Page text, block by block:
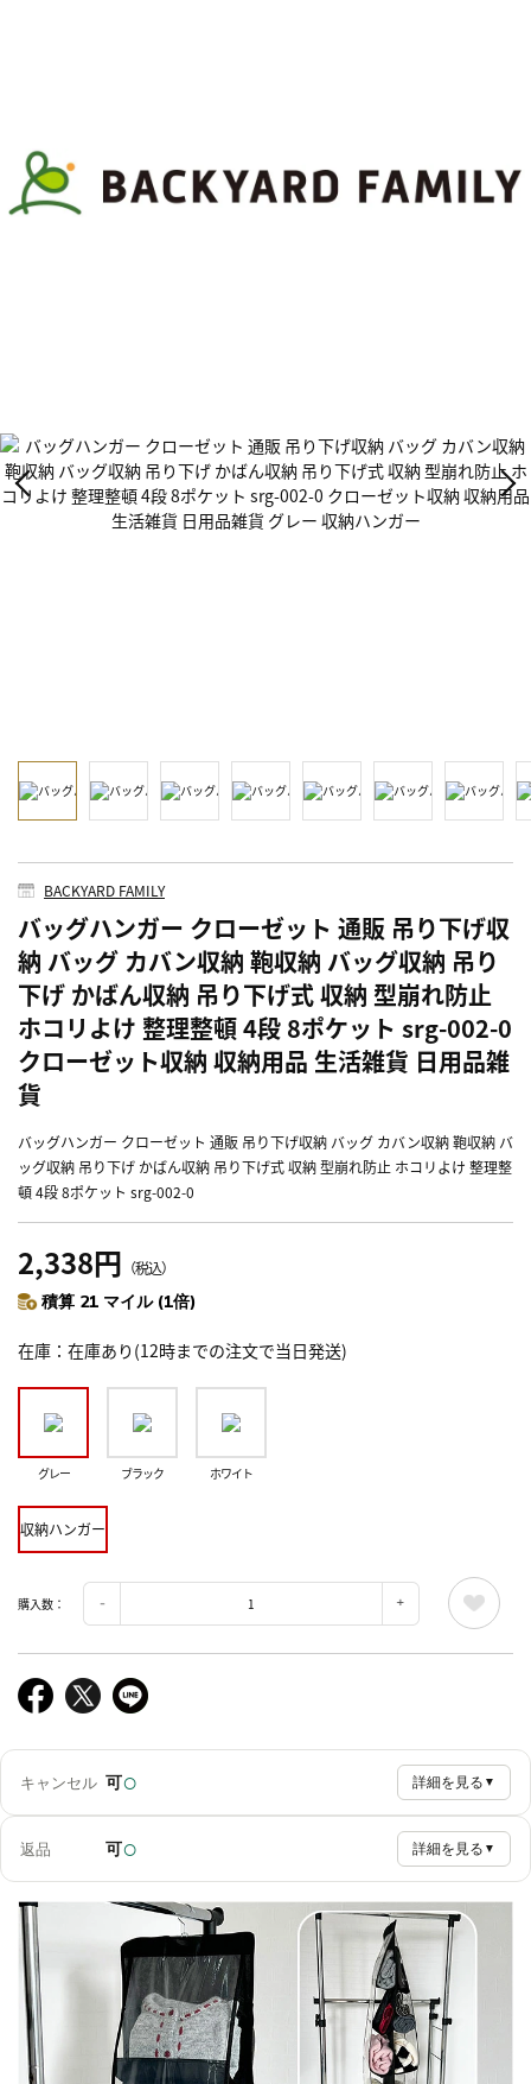
BACKYARD FAMILY
バッグハンガー クローゼット 通販 吊り下げ収
納 バッグ カバン収納 鞄収納 バッグ収納 吊り
下げ かばん収納 吊り下げ式 収納 型崩れ防止
ホコリよけ 整理整頓 4段 8ポケット srg-002-0
クローゼット収納 収納用品 生活雑貨 日用品雑
貨
バッグハンガー クローゼット 通販 吊り下げ収納 バッグ カバン収納 鞄収納 バ
ッグ収納 吊り下げ かばん収納 吊り下げ式 収納 型崩れ防止 ホコリよけ 整理整
頓 4段 8ポケット srg-002-0
2,338円 （税込）
積算 21 マイル (1倍)
在庫 在庫あり(12時までの注文で当日発送)
グレー ブラック ホワイト
収納ハンガー
購入数：
キャンセル 可○ 詳細を見る ▼
返品 可○ 詳細を見る ▼